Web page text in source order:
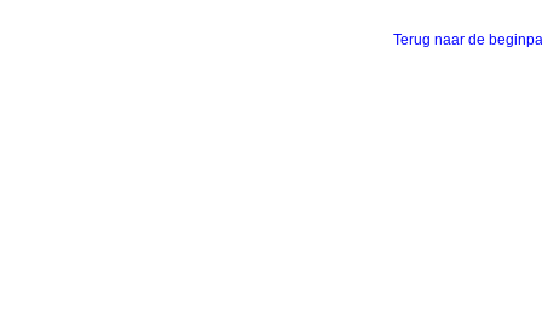
Terug naar de